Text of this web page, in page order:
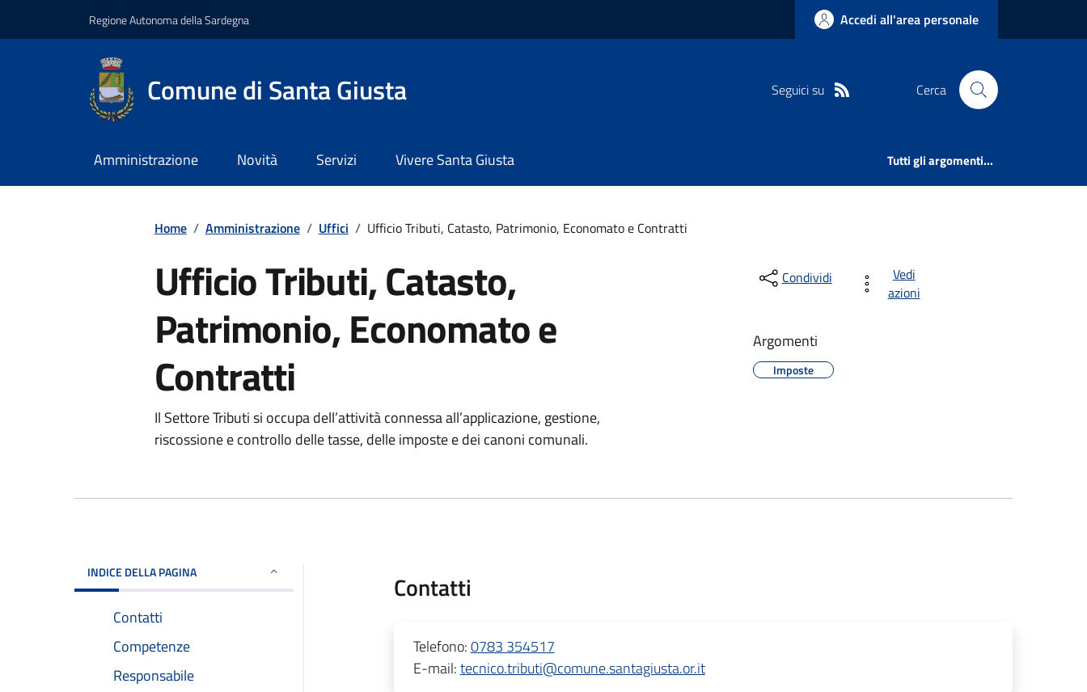
Regione Autonoma della Sardegna Accedi all'area personale
Comune di Santa Giusta Seguici su Cerca
Amministrazione Novità Servizi Vivere Santa Giusta Tutti gli argomenti...
Home / Amministrazione / Uffici / Ufficio Tributi, Catasto, Patrimonio, Economato e Contratti
Ufficio Tributi, Catasto,
Patrimonio, Economato e
Contratti
Il Settore Tributi si occupa dell’attività connessa all’applicazione, gestione,
riscossione e controllo delle tasse, delle imposte e dei canoni comunali.
Condividi
Vedi
azioni
Argomenti
Imposte
INDICE DELLA PAGINA
Contatti
Competenze
Responsabile
Contatti
Telefono:0783 354517
E-mail:tecnico.tributi@comune.santagiusta.or.it